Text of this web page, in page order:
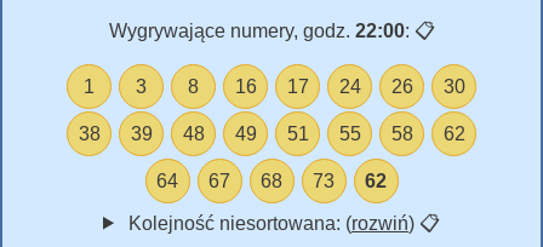
Wygrywające numery, godz. 22:00: 📋
1 3 8 16 17 24 26 30
38 39 48 49 51 55 58 62
64 67 68 73 62
Kolejność niesortowana: (rozwiń) 📋